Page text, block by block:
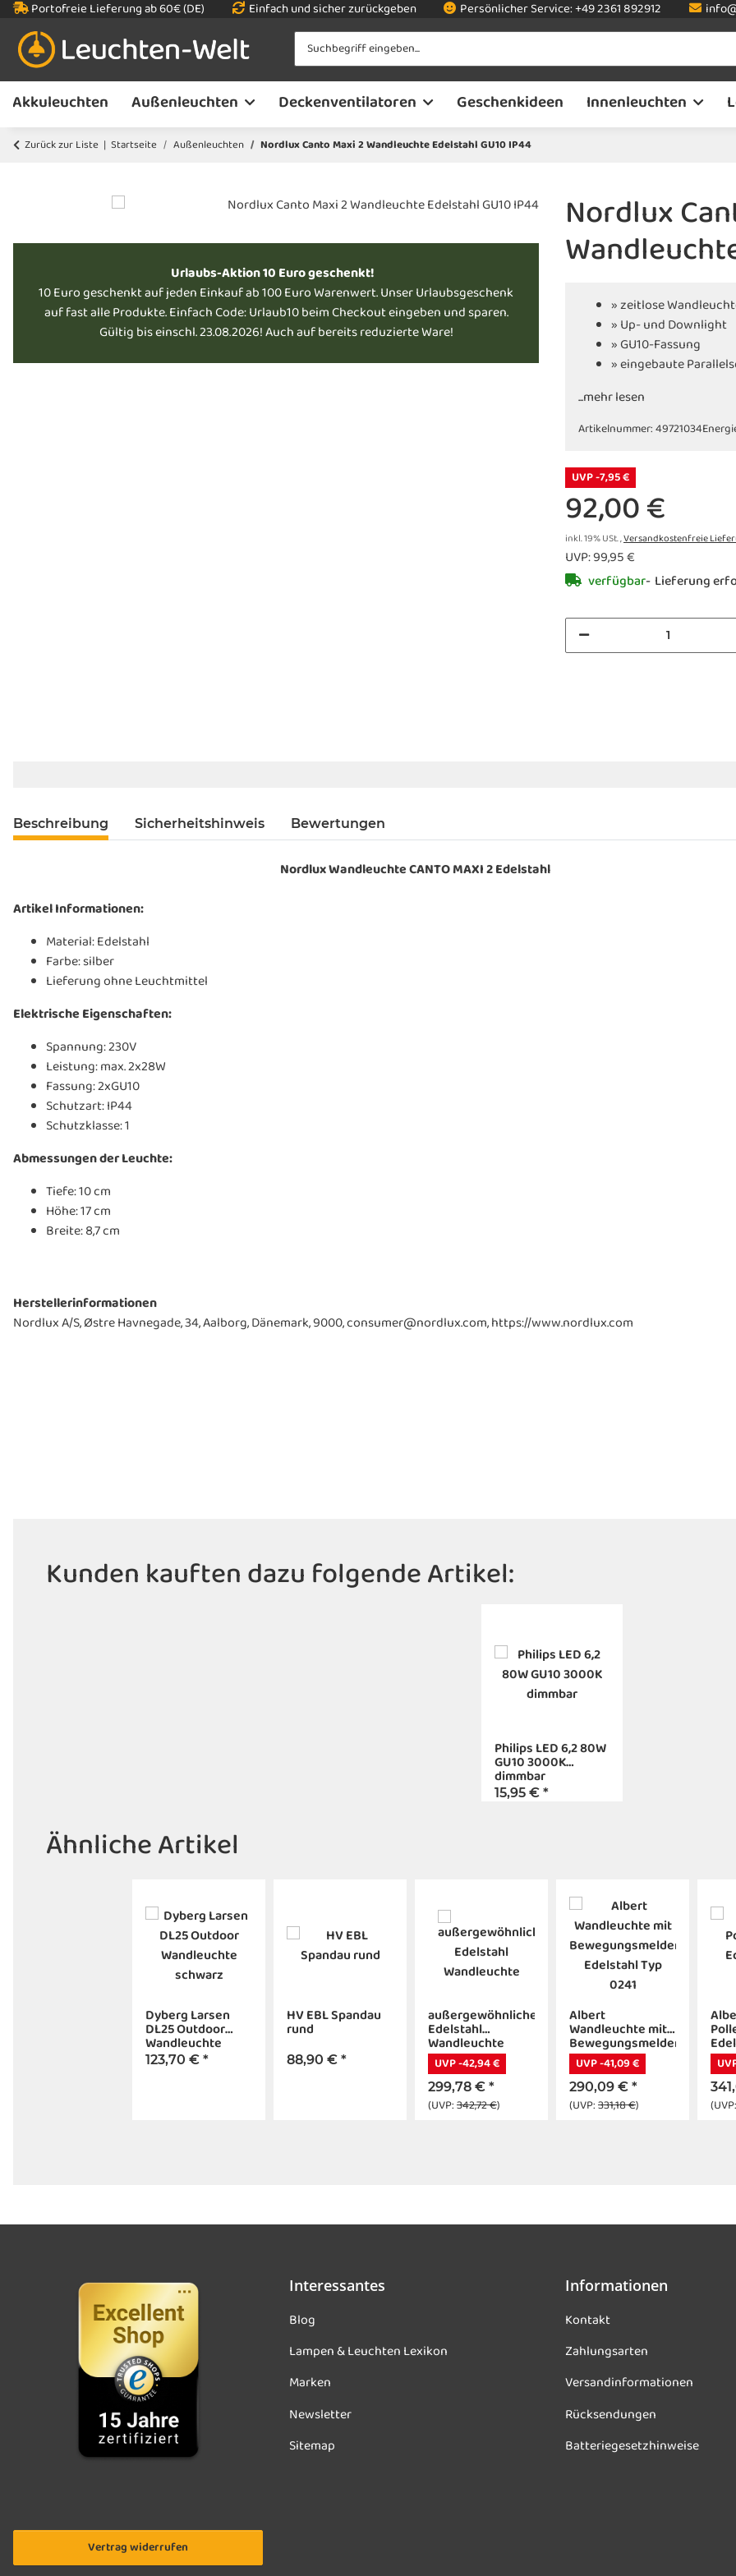
Portofreie Lieferung ab 60€ (DE) Einfach und sicher zurückgeben Persönlicher Service:+49 2361 892912
Akkuleuchten Außenleuchten Deckenventilatoren Geschenkideen Innenleuchten
Zurück zur Liste Startseite Außenleuchten Nordlux Canto Maxi 2 Wandleuchte Edelstahl GU10 IP44
Urlaubs-Aktion 10 Euro geschenkt!
10 Euro geschenkt auf jeden Einkauf ab 100 Euro Warenwert. Unser Urlaubsgeschenk
auf fast alle Produkte. Einfach Code: Urlaub10 beim Checkout eingeben und sparen.
Gültig bis einschl. 23.08.2026! Auch auf bereits reduzierte Ware!
Nordlux
» zeitlose
» Up- und Downlight
» GU10-Fassung
» eingebaute
...mehr lesen
Artikelnummer:49721034
UVP -7,95 €
92,00 €
inkl. 19% USt. ,Versandkostenfreie
UVP:99,95 €
verfügbar Lieferung
Beschreibung Sicherheitshinweis Bewertungen
Nordlux Wandleuchte CANTO MAXI 2 Edelstahl
Artikel Informationen:
Material: Edelstahl
Farbe: silber
Lieferung ohne Leuchtmittel
Elektrische Eigenschaften:
Spannung: 230V
Leistung: max. 2x28W
Fassung: 2xGU10
Schutzart: IP44
Schutzklasse: 1
Abmessungen der Leuchte:
Tiefe: 10 cm
Höhe: 17 cm
Breite: 8,7 cm
Herstellerinformationen
Nordlux A/S, Østre Havnegade, 34, Aalborg, Dänemark, 9000, consumer@nordlux.com, https://www.nordlux.com
Kunden kauften dazu folgende Artikel:
Philips LED 6,2 80W
GU10 3000K
dimmbar
15,95 € *
Ähnliche Artikel
Dyberg Larsen
DL25 Outdoor
Wandleuchte
schwarz
123,70 € *
HV EBL Spandau
rund
88,90 € *
außergewöhnliche
Edelstahl
Wandleuchte
UVP -42,94 €
299,78 € *
(UVP:342,72 €)
Albert
Wandleuchte mit
Bewegungsmelder
Edelstahl Typ
0241
UVP -41,09 €
290,09 € *
(UVP:331,18 €) (UVP:
Interessantes
Blog
Lampen & Leuchten Lexikon
Marken
Newsletter
Sitemap
Informationen
Kontakt
Zahlungsarten
Versandinformationen
Rücksendungen
Batteriegesetzhinweise
Vertrag widerrufen